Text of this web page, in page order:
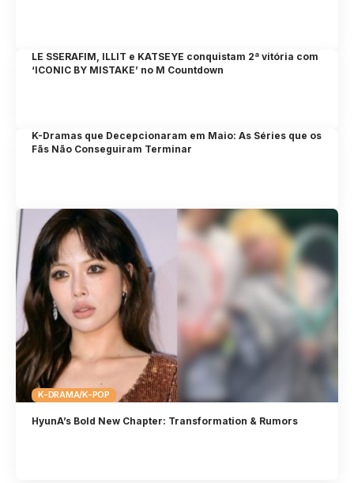
LE SSERAFIM, ILLIT e KATSEYE conquistam 2ª vitória com
‘ICONIC BY MISTAKE’ no M Countdown
K-Dramas que Decepcionaram em Maio: As Séries que os
Fãs Não Conseguiram Terminar
K-DRAMA/K-POP
HyunA’s Bold New Chapter: Transformation & Rumors